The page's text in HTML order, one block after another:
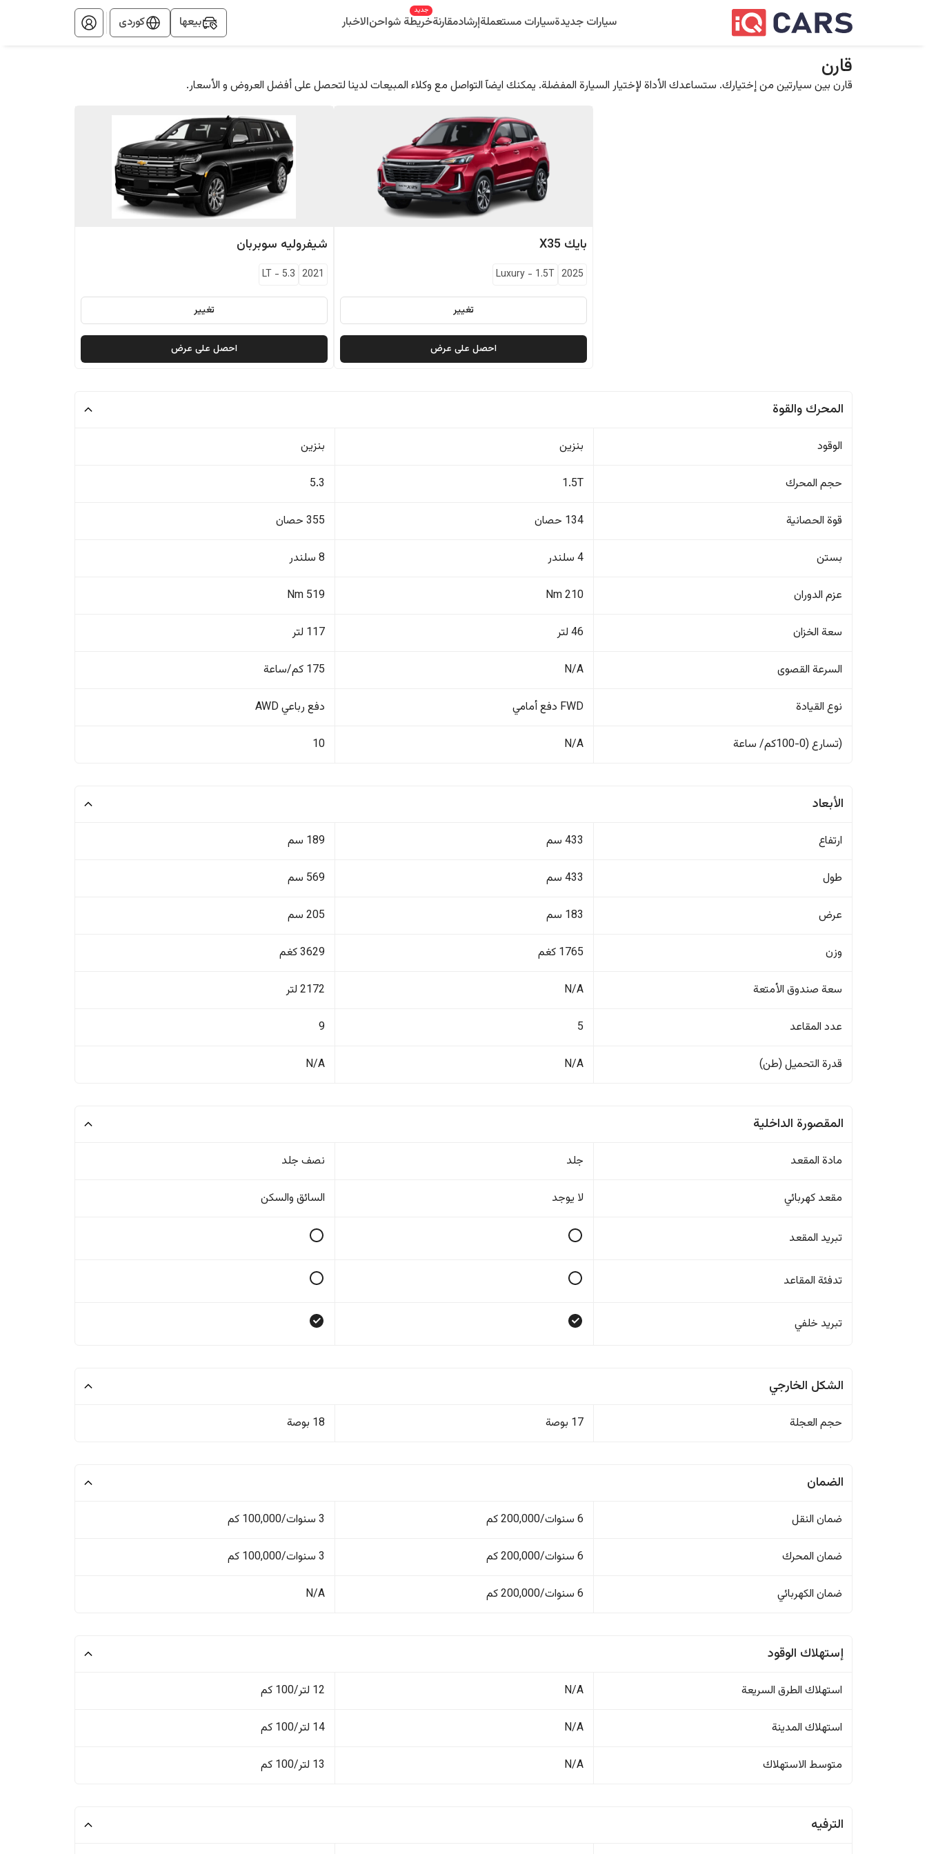
سيارات جديدةسيارات مستعملةإرشادمقارنةخريطة شواحن
جديد
الاخبار بيعها کوردی
قارن
قارن بين سيارتين من إختيارك. ستساعدك الأداة لإختيار السيارة المفضلة. يمكنك ايضآ التواصل مع وكلاء المبيعات لدينا لتحصل على أفضل العروض و الأسعار.
بايك X35
2025
Luxury - 1.5T
تغيير
احصل على عرض
شيفروليه سوبربان
2021
LT- 5.3
تغيير
احصل على عرض
المحرك والقوة
الوقود بنزين بنزين
حجم المحرك 1.5T
5.3
قوة الحصانية 134 حصان 355 حصان
بستن 4 سلندر 8 سلندر
عزم الدوران 210 Nm
519 Nm
سعة الخزان 46 لتر 117 لتر
السرعة القصوى N/A 175 كم/ساعة
نوع القيادة FWD دفع أمامي دفع رباعي AWD
(تسارع (0-100كم/ ساعة N/A
10
الأبعاد
ارتفاع 433 سم 189 سم
طول 433 سم 569 سم
عرض 183 سم 205 سم
وزن 1765 كغم 3629 كغم
سعة صندوق الأمتعة N/A 2172 لتر
عدد المقاعد 5
9
قدرة التحميل (طن) N/A
N/A
المقصورة الداخلية
مادة المقعد جلد نصف جلد
مقعد كهربائي لا یوجد السائق والسکن
تبريد المقعد
تدفئة المقاعد
تبريد خلفي
الشكل الخارجي
حجم العجلة 17 بوصة 18 بوصة
الضمان
ضمان النقل 6 سنوات/200,000 كم 3 سنوات/100,000 كم
ضمان المحرك 6 سنوات/200,000 كم 3 سنوات/100,000 كم
ضمان الكهربائي 6 سنوات/200,000 كم N/A
إستهلاك الوقود
استهلاك الطرق السريعة N/A 12 لتر/100 كم
استهلاك المدينة N/A 14 لتر/100 كم
متوسط الاستهلاك N/A 13 لتر/100 كم
الترفيه